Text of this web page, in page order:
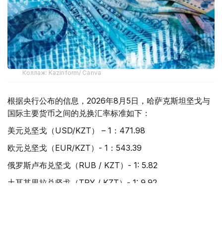
Коллаж: Kazinform/ Canva
根据央行公布的信息，2026年8月5日，哈萨克斯坦坚戈与
国际主要货币之间的兑换汇率标准如下：
美元兑坚戈（USD/KZT） – 1：471.98
欧元兑坚戈（EUR/KZT）- 1：543.39
俄罗斯卢布兑坚戈（RUB / KZT）- 1: 5.82
土耳其里拉兑坚戈（TRY / KZT）- 1: 9.92